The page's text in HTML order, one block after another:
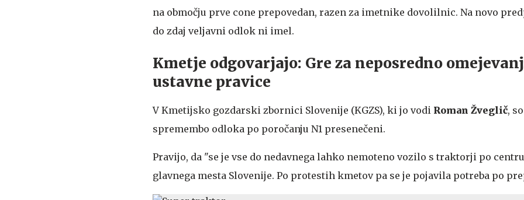
na območju prve cone prepovedan, razen za imetnike dovolilnic. Na novo
do zdaj veljavni odlok ni imel.
Kmetje odgovarjajo: Gre za neposredno
ustavne pravice
V Kmetijsko gozdarski zbornici Slovenije (KGZS), ki jo vodi Roman Žveglič,
spremembo odloka po poročanju N1 presenečeni.
Pravijo, da "se je vse do nedavnega lahko nemoteno vozilo s traktorji po
glavnega mesta Slovenije. Po protestih kmetov pa se je pojavila potreba po